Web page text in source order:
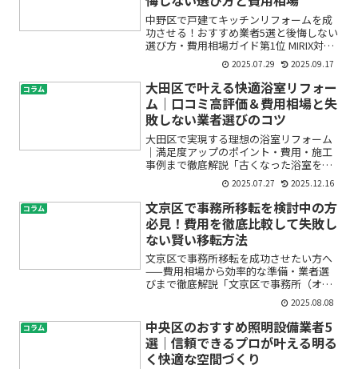
中野区で戸建てキッチンリフォームを成
功させる！おすすめ業者5選と後悔しない
選び方・費用相場ガイド第1位 MIRIX対応
エリア：東京都23区全域得意分野／特
徴：店舗・テナント・マンション・戸建
ての内装工事、原状回復、リノベーショ
ン、リフォーム...
2025.07.29 2025.09.17
コラム
大田区で叶える快適浴室リフォー
ム｜口コミ高評価＆費用相場と失
敗しない業者選びのコツ
大田区で実現する理想の浴室リフォーム
｜満足度アップのポイント・費用・施工
事例まで徹底解説「古くなった浴室を快
適にしたいけれど、どこに頼めばいい
の？」「費用はどれくらいかかる？」
「自分たちに合うデザインや機能を選べ
るの？」大田区にお住まいで浴...
2025.07.27 2025.12.16
コラム
文京区で事務所移転を検討中の方
必見！費用を徹底比較して失敗し
ない賢い移転方法
文京区で事務所移転を成功させたい方へ
——費用相場から効率的な準備・業者選
びまで徹底解説「文京区で事務所（オフ
ィス）の移転を考えているけれど、費用
がどのくらいかかるのか心配…」「何か
ら手をつけていいのかわからず不安」
「移転業者の選び方や節約方...
2025.08.08
コラム
中央区のおすすめ照明設備業者5
選｜信頼できるプロが叶える明る
く快適な空間づくり